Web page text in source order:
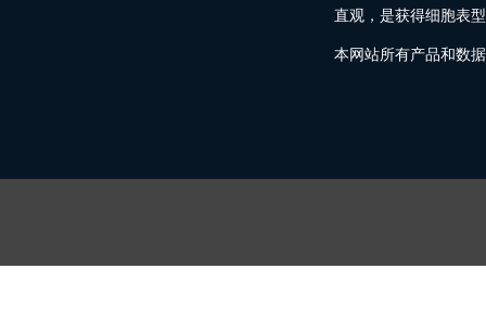
直观，是获得细胞表
本网站所有产品和数